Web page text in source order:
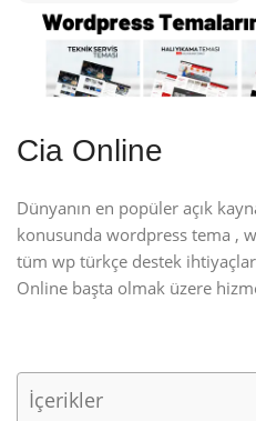
Cia Online
Dünyanın en popüler açık
konusunda wordpress tema ,
tüm wp türkçe destek
Online başta olmak üzere
İçerikler